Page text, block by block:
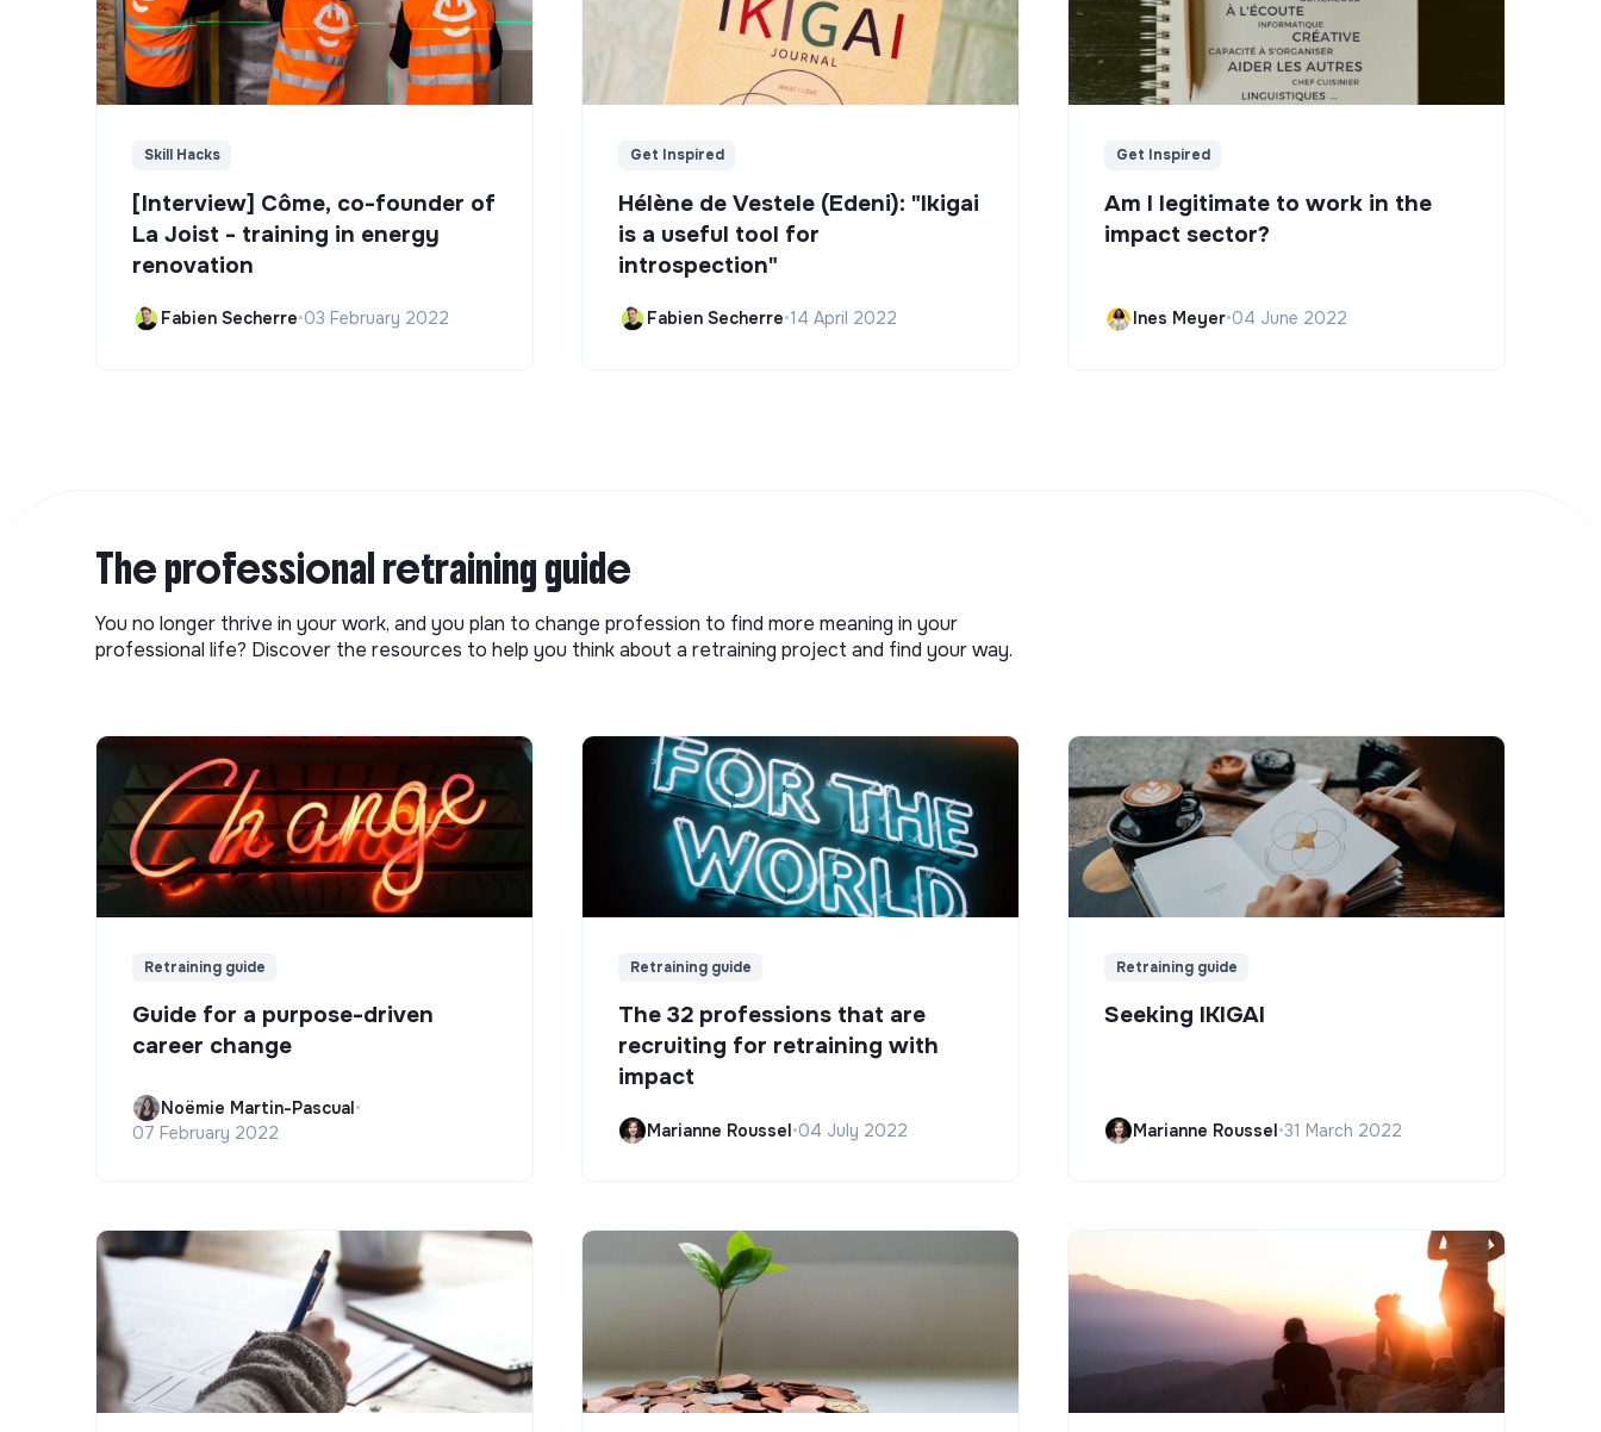
Skill Hacks
[Interview] Côme, co-founder of
La Joist - training in energy
renovation
Fabien Secherre•03 February 2022
Get Inspired
Hélène de Vestele (Edeni): "Ikigai
is a useful tool for
introspection"
Fabien Secherre•14 April 2022
Get Inspired
Am I legitimate to work in the
impact sector?
Ines Meyer•04 June 2022
The professional retraining guide
You no longer thrive in your work, and you plan to change profession to find more meaning in your
professional life? Discover the resources to help you think about a retraining project and find your way.
Retraining guide
Guide for a purpose-driven
career change
Noëmie Martin-Pascual•
07 February 2022
Retraining guide
The 32 professions that are
recruiting for retraining with
impact
Marianne Roussel•04 July 2022
Retraining guide
Seeking IKIGAI
Marianne Roussel•31 March 2022